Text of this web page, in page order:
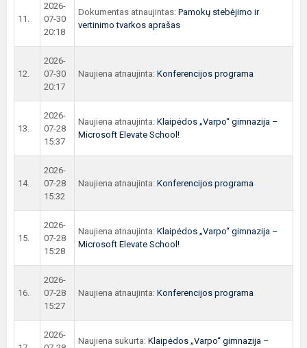
11.
2026-
07-30
20:18
Dokumentas atnaujintas: Pamokų stebėjimo ir
vertinimo tvarkos aprašas
12.
2026-
07-30
20:17
Naujiena atnaujinta: Konferencijos programa
13.
2026-
07-28
15:37
Naujiena atnaujinta: Klaipėdos „Varpo“ gimnazija –
Microsoft Elevate School!
14.
2026-
07-28
15:32
Naujiena atnaujinta: Konferencijos programa
15.
2026-
07-28
15:28
Naujiena atnaujinta: Klaipėdos „Varpo“ gimnazija –
Microsoft Elevate School!
16.
2026-
07-28
15:27
Naujiena atnaujinta: Konferencijos programa
2026-
Naujiena sukurta: Klaipėdos „Varpo“ gimnazija –